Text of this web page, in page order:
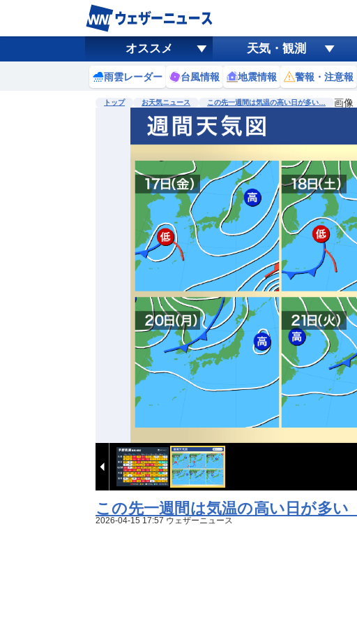
オススメ 天気・観測
雨雲レーダー 台風情報 地震情報 警報・注意報
トップ お天気ニュース この先一週間は気温の高い日が多い… 画像
この先一週間は気温の高い日が多
2026-04-15 17:57 ウェザーニュース